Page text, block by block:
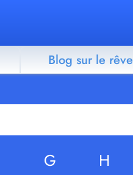
Blog sur le rêve
G H